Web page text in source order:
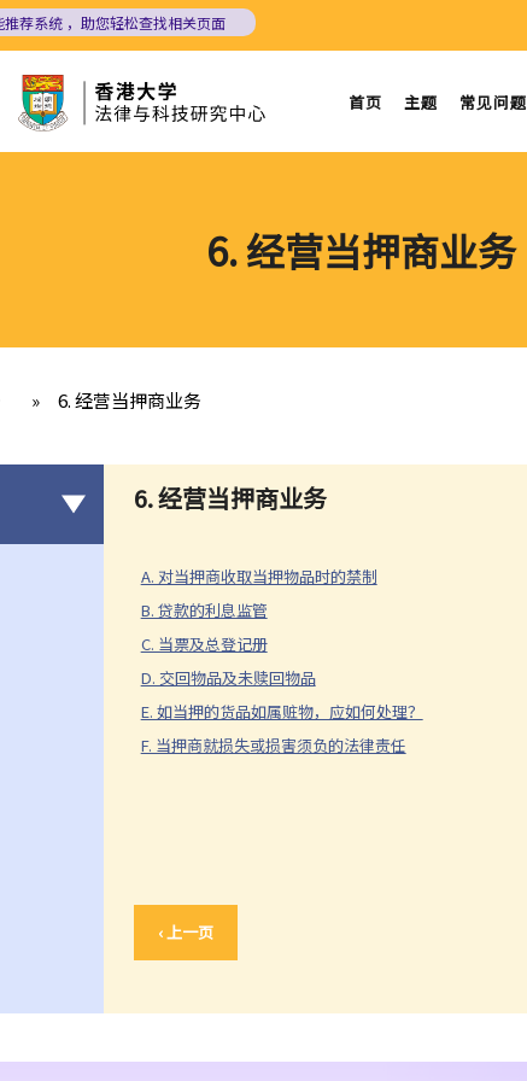
推荐系统 ，助您轻松查找相关页面
首页 主题 常见问题
6. 经营当押商业务
» 6. 经营当押商业务
6. 经营当押商业务
A. 对当押商收取当押物品时的禁制
B. 贷款的利息监管
C. 当票及总登记册
D. 交回物品及未赎回物品
E. 如当押的货品如属赃物，应如何处理？
F. 当押商就损失或损害须负的法律责任
‹ 上一页